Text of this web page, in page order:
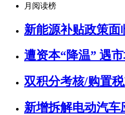
月阅读榜
新能源补贴政策面
遭资本“降温” 遇
双积分考核/购置
新增拆解电动汽车